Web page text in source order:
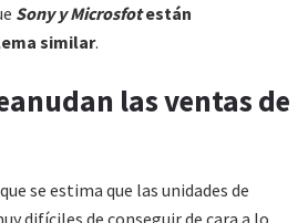
Sony y Microsfot están
similar.
las ventas de
se estima que las unidades de
difíciles de conseguir de cara a lo